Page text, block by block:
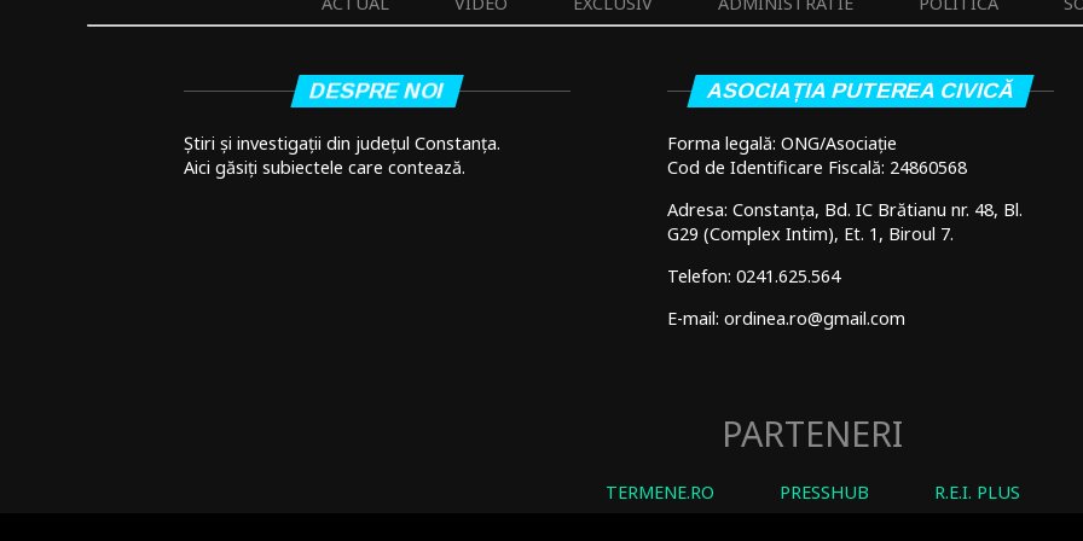
DESPRE NOI
Știri și investigații din județul Constanța.
Aici găsiți subiectele care contează.
ASOCIAȚIA PUTEREA CIVICĂ
Forma legală: ONG/Asociație
Cod de Identificare Fiscală: 24860568
Adresa: Constanța, Bd. IC Brătianu nr. 48, Bl.
G29 (Complex Intim), Et. 1, Biroul 7.
Telefon: 0241.625.564
E-mail: ordinea.ro@gmail.com
PARTENERI
TERMENE.RO PRESSHUB R.E.I. PLUS